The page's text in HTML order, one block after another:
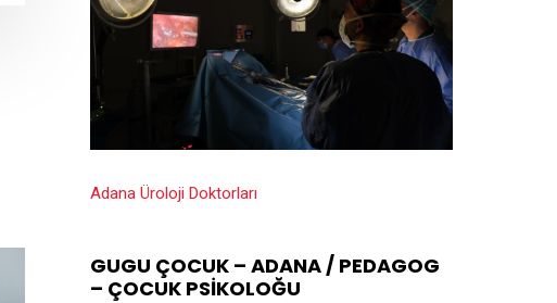
Adana Üroloji Doktorları
GUGU ÇOCUK – ADANA / PEDAGOG
– ÇOCUK PSIKOLOĞU